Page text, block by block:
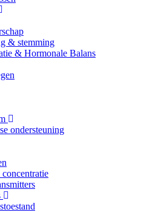
& stemming
& Hormonale Balans
ondersteuning